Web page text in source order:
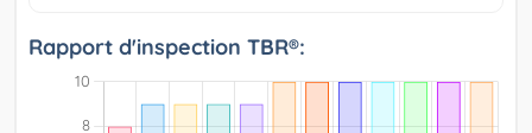
Rapport d'inspection TBR®: